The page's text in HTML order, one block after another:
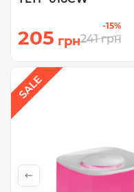
205 грн
-15%
241 грн